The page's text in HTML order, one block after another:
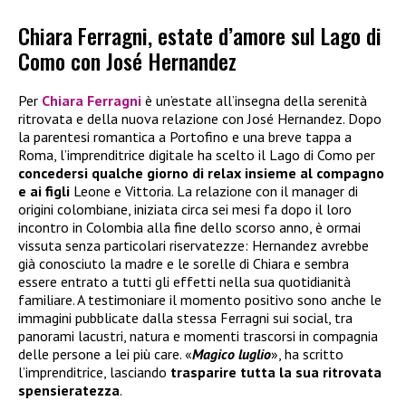
Chiara Ferragni, estate d’amore sul Lago di
Como con José Hernandez
Per Chiara Ferragni è un’estate all’insegna della serenità
ritrovata e della nuova relazione con José Hernandez. Dopo
la parentesi romantica a Portofino e una breve tappa a
Roma, l’imprenditrice digitale ha scelto il Lago di Como per
concedersi qualche giorno di relax insieme al compagno
e ai figli Leone e Vittoria. La relazione con il manager di
origini colombiane, iniziata circa sei mesi fa dopo il loro
incontro in Colombia alla fine dello scorso anno, è ormai
vissuta senza particolari riservatezze: Hernandez avrebbe
già conosciuto la madre e le sorelle di Chiara e sembra
essere entrato a tutti gli effetti nella sua quotidianità
familiare. A testimoniare il momento positivo sono anche le
immagini pubblicate dalla stessa Ferragni sui social, tra
panorami lacustri, natura e momenti trascorsi in compagnia
delle persone a lei più care. «Magico luglio», ha scritto
l’imprenditrice, lasciando trasparire tutta la sua ritrovata
spensieratezza.